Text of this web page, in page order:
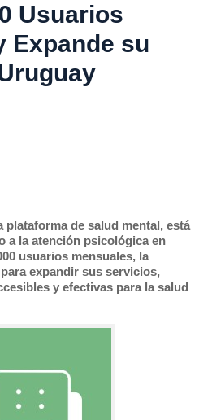
Usuarios
Expande su
plataforma de salud mental, está
a la atención psicológica en
usuarios mensuales, la
expandir sus servicios,
y efectivas para la salud